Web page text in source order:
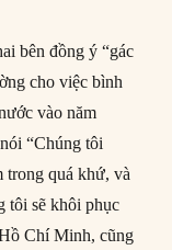
bên đồng ý “gác
cho việc bình
vào năm
“Chúng tôi
trong quá khứ, và
tôi sẽ khôi phục
Chí Minh, cũng